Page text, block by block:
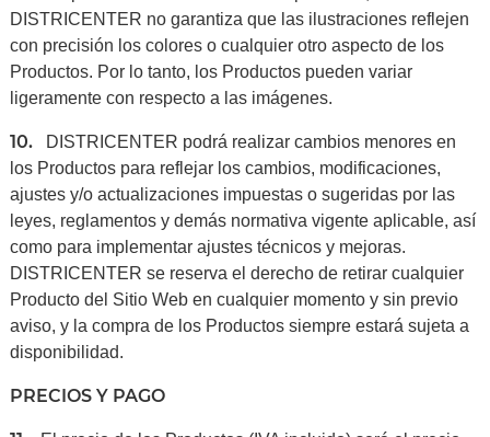
DISTRICENTER no garantiza que las ilustraciones reflejen
con precisión los colores o cualquier otro aspecto de los
Productos. Por lo tanto, los Productos pueden variar
ligeramente con respecto a las imágenes.
10.
DISTRICENTER podrá realizar cambios menores en
los Productos para reflejar los cambios, modificaciones,
ajustes y/o actualizaciones impuestas o sugeridas por las
leyes, reglamentos y demás normativa vigente aplicable, así
como para implementar ajustes técnicos y mejoras.
DISTRICENTER se reserva el derecho de retirar cualquier
Producto del Sitio Web en cualquier momento y sin previo
aviso, y la compra de los Productos siempre estará sujeta a
disponibilidad.
PRECIOS Y PAGO